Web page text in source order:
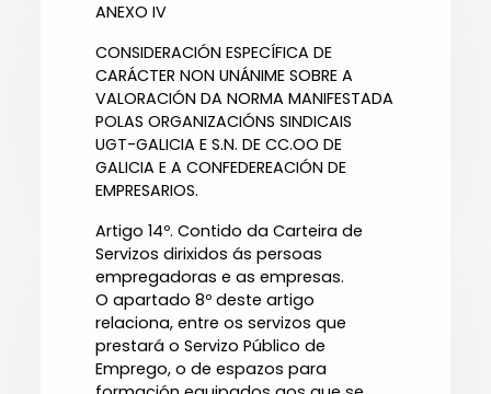
ANEXO IV
CONSIDERACIÓN ESPECÍFICA DE
CARÁCTER NON UNÁNIME SOBRE A
VALORACIÓN DA NORMA MANIFESTADA
POLAS ORGANIZACIÓNS SINDICAIS
UGT-GALICIA E S.N. DE CC.OO DE
GALICIA E A CONFEDEREACIÓN DE
EMPRESARIOS.
Artigo 14º. Contido da Carteira de
Servizos dirixidos ás persoas
empregadoras e as empresas.
O apartado 8º deste artigo
relaciona, entre os servizos que
prestará o Servizo Público de
Emprego, o de espazos para